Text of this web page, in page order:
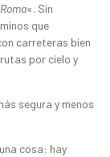
«. Sin
que
carreteras bien
por cielo y
segura y menos
cosa: hay